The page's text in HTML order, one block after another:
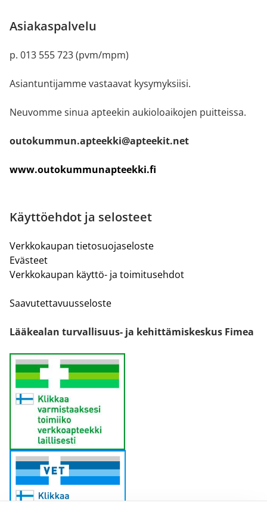
Asiakaspalvelu
p. 013 555 723 (pvm/mpm)
Asiantuntijamme vastaavat kysymyksiisi.
Neuvomme sinua apteekin aukioloaikojen puitteissa.
outokummun.apteekki@apteekit.net
www.outokummunapteekki.fi
Käyttöehdot ja selosteet
Verkkokaupan tietosuojaseloste
Evästeet
Verkkokaupan käyttö- ja toimitusehdot
Saavutettavuusseloste
Lääkealan turvallisuus- ja kehittämiskeskus Fimea